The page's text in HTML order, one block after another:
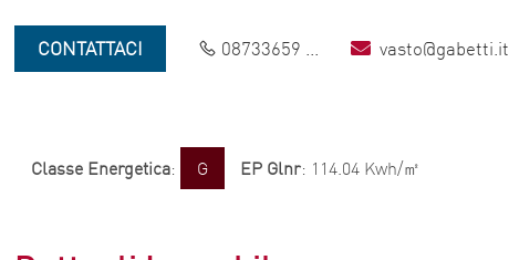
CONTATTACI 08733659 ... vasto@gabetti.it
Classe Energetica: G EP Glnr: 114.04 Kwh/㎡